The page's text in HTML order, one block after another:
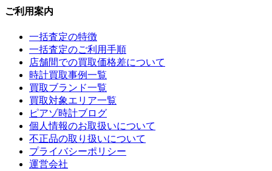
ご利用案内
一括査定の特徴
一括査定のご利用手順
店舗間での買取価格差について
時計買取事例一覧
買取ブランド一覧
買取対象エリア一覧
ピアゾ時計ブログ
個人情報のお取扱いについて
不正品の取り扱いについて
プライバシーポリシー
運営会社